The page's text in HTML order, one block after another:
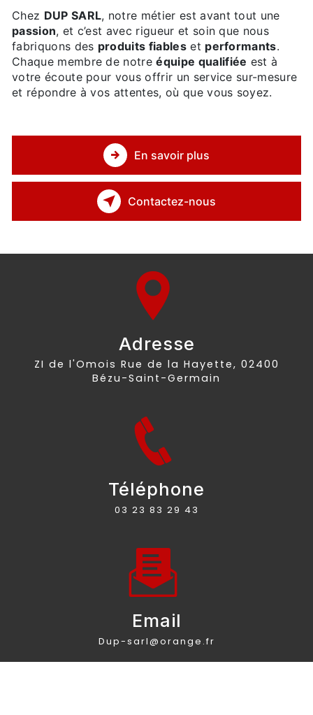
Chez DUP SARL, notre métier est avant tout une
passion, et c’est avec rigueur et soin que nous
fabriquons des produits fiableset performants.
Chaque membre de notreéquipe qualifiée est à
votre écoute pour vous offrir un service sur-mesure
et répondre à vos attentes, où que vous soyez.
En savoir plus
Contactez-nous
Adresse
ZI de l'Omois Rue de la Hayette, 02400
Bézu-Saint-Germain
Téléphone
03 23 83 29 43
Email
dup-sarl@orange.fr